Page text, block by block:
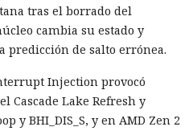
tras el borrado del
cambia su estado y
de salto errónea.
Injection provocó
Cascade Lake Refresh y
y BHI_DIS_S, y en AMD Zen 2